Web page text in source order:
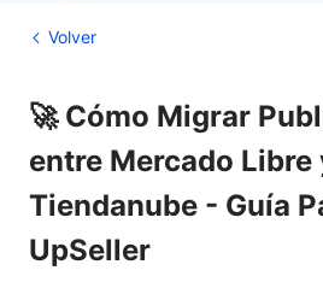
Volver
🚀 Cómo Migrar
entre Mercado Libre
Tiendanube - Guía
UpSeller